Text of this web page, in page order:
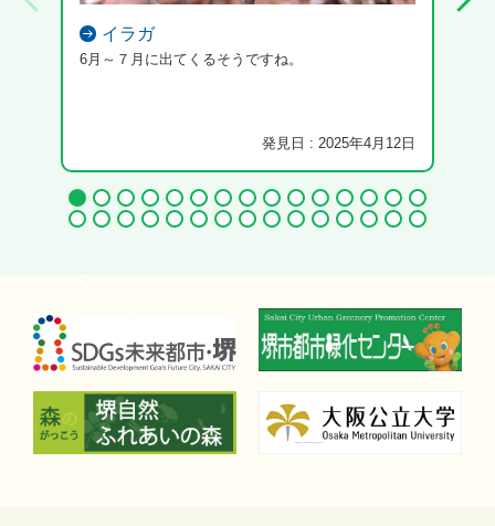
イラガ
6月～７月に出てくるそうですね。
発見日 : 2025年4月12日